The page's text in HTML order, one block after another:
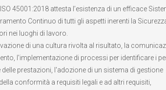
ISO 45001:2018 attesta l’esistenza di un efficace
Continuo di tutti gli aspetti inerenti la
nei luoghi di lavoro.
di una cultura rivolta al risultato, la
l'implementazione di processi per identificare i
prestazioni, l'adozione di un sistema di gestione
conformità a requisiti legali e ad altri requisiti,